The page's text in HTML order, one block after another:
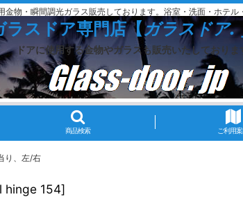
金物・瞬間調光ガラス販売しております。浴室・洗面・ホテ
ラスドア専門店【ガラスドア.
ドアに使用する金物やガラスも販売いたしておりま
商品検索 ご利用
り、左/右
hinge 154]